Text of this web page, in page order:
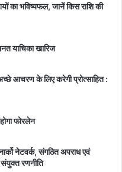
का भविष्यफल, जानें किस राशि की
याचिका खारिज
अच्छे आचरण के लिए करेगी प्रोत्साहित :
फोरलेन
नेटवर्क, संगठित अपराध एवं
रणनीति